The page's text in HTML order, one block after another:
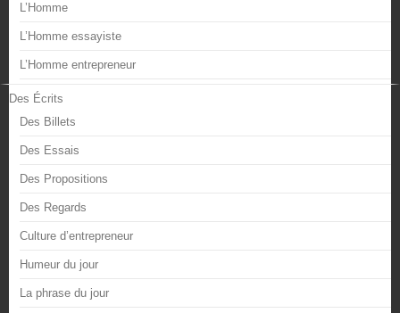
L’Homme
L’Homme essayiste
L’Homme entrepreneur
Des Écrits
Des Billets
Des Essais
Des Propositions
Des Regards
Culture d’entrepreneur
Humeur du jour
La phrase du jour